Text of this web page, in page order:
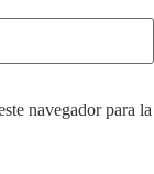
navegador para la